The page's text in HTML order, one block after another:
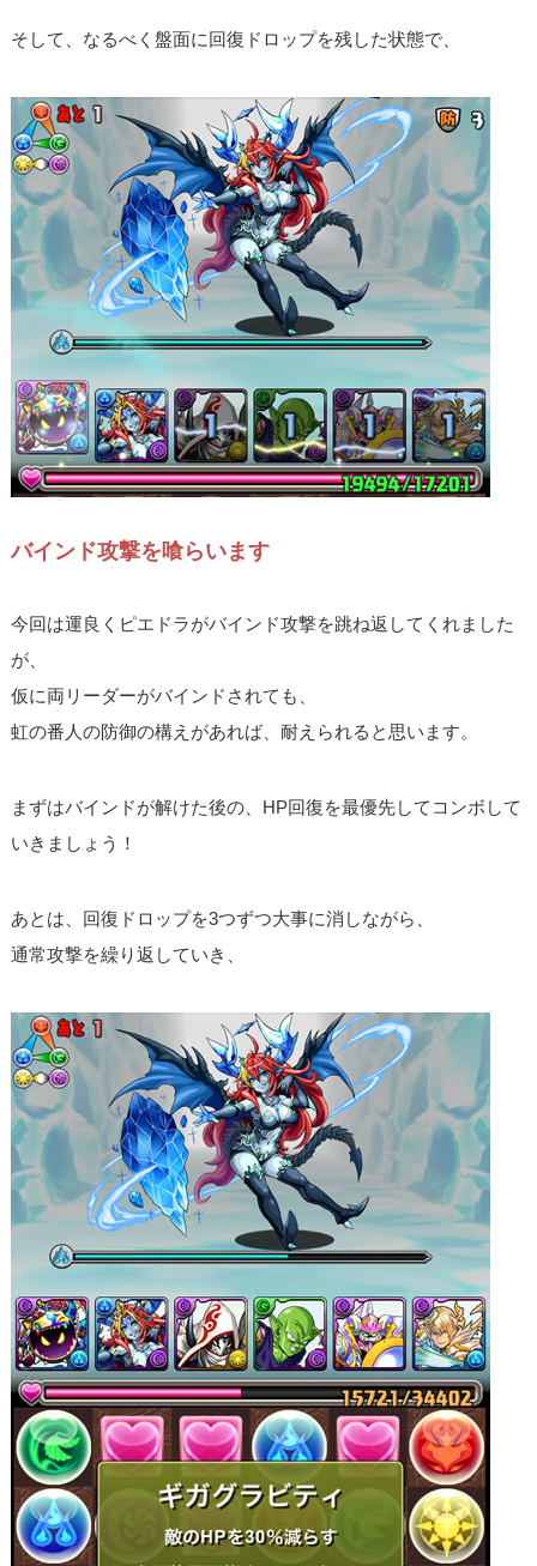
そして、なるべく盤面に回復ドロップを残した状態で、
バインド攻撃を喰らいます
今回は運良くピエドラがバインド攻撃を跳ね返してくれました
が、
仮に両リーダーがバインドされても、
虹の番人の防御の構えがあれば、耐えられると思います。
まずはバインドが解けた後の、HP回復を最優先してコンボして
いきましょう！
あとは、回復ドロップを3つずつ大事に消しながら、
通常攻撃を繰り返していき、